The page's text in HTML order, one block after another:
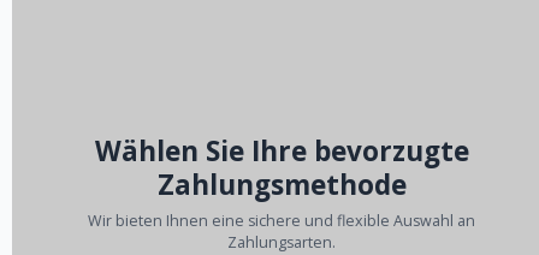
Wählen Sie Ihre bevorzugte
Zahlungsmethode
Wir bieten Ihnen eine sichere und flexible Auswahl an
Zahlungsarten.